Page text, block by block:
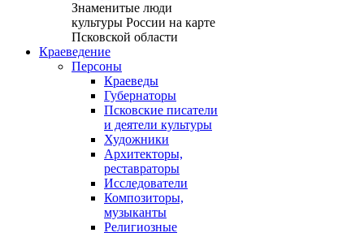
Знаменитые люди
культуры России на карте
Псковской области
Краеведение
Персоны
Краеведы
Губернаторы
Псковские писатели
и деятели культуры
Художники
Архитекторы,
реставраторы
Исследователи
Композиторы,
музыканты
Религиозные